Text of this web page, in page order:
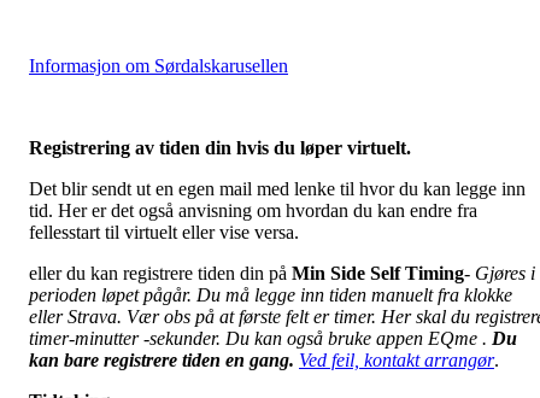
Informasjon om Sørdalskarusellen
Registrering av tiden din hvis du løper virtuelt.
Det blir sendt ut en egen mail med lenke til hvor du kan legge inn
tid. Her er det også anvisning om hvordan du kan endre fra
fellesstart til virtuelt eller vise versa.
eller du kan registrere tiden din på Min Side Self Timing- Gjøres i
perioden løpet pågår. Du må legge inn tiden manuelt fra klokke
eller Strava. Vær obs på at første felt er timer. Her skal du
timer-minutter -sekunder. Du kan også bruke appen EQme . Du
kan bare registrere tiden en gang. Ved feil, kontakt arrangør.